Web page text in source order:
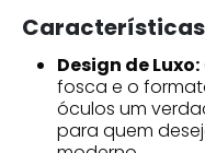
Design de Luxo:
fosca e o
óculos um
para quem